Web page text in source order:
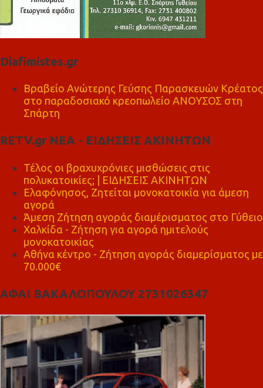
Diafimistes.gr
Βραβείο Ανώτερης Γεύσης Παρασκευών Κρέατος
στο παραδοσιακό κρεοπωλείο ΑΝΟΥΣΟΣ στη
Σπάρτη
RETV.gr ΝΕΑ - ΕΙΔΗΣΕΙΣ ΑΚΙΝΗΤΩΝ
Τέλος οι βραχυχρόνιες μισθώσεις στις
πολυκατοικίες; | ΕΙΔΗΣΕΙΣ ΑΚΙΝΗΤΩΝ
Ελαφόνησος, Ζητείται μονοκατοικία για άμεση
αγορά
Άμεση Ζήτηση αγοράς διαμέρισματος στο Γύθειο
Χαλκίδα - Ζήτηση για αγορά ημιτελούς
μονοκατοικίας
Αθήνα κέντρο - Ζήτηση αγοράς διαμερίσματος με
70.000€
ΑΦΑΙ ΒΑΚΑΛΟΠΟΥΛΟΥ 2731026347